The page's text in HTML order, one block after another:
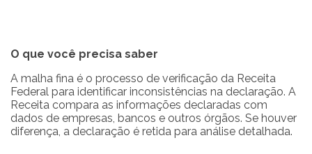
O que você precisa saber
A malha fina é o processo de verificação da Receita
Federal para identificar inconsistências na declaração. A
Receita compara as informações declaradas com
dados de empresas, bancos e outros órgãos. Se houver
diferença, a declaração é retida para análise detalhada.